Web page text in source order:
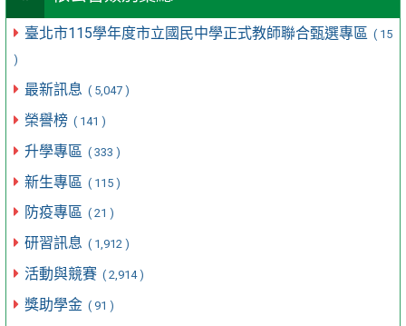
臺北市115學年度市立國民中學正式教師聯合甄選專區 ( 15
)
最新訊息 ( 5,047 )
榮譽榜 ( 141 )
升學專區 ( 333 )
新生專區 ( 115 )
防疫專區 ( 21 )
研習訊息 ( 1,912 )
活動與競賽 ( 2,914 )
獎助學金 ( 91 )